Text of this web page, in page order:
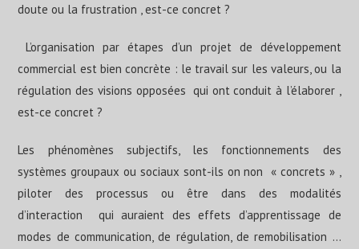
doute ou la frustration , est-ce concret ?
L’organisation par étapes d’un projet de développement
commercial est bien concrète : le travail sur les valeurs, ou la
régulation des visions opposées qui ont conduit à l’élaborer ,
est-ce concret ?
Les phénomènes subjectifs, les fonctionnements des
systèmes groupaux ou sociaux sont-ils on non « concrets » ,
piloter des processus ou être dans des modalités
d’interaction qui auraient des effets d’apprentissage de
modes de communication, de régulation, de remobilisation …